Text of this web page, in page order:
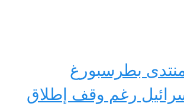
منتدى بطرسبورغ
رغم وقف إطلاق